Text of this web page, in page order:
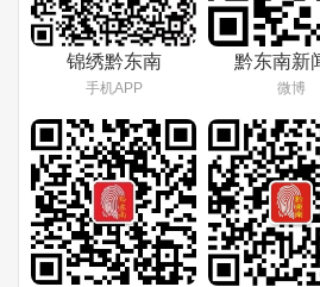
锦绣黔东南
手机APP
黔东南新
微博